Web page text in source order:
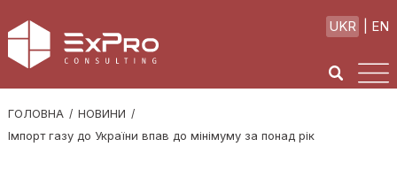
UKR EN
ГОЛОВНА
НОВИНИ
Імпорт газу до України впав до мінімуму за понад рік